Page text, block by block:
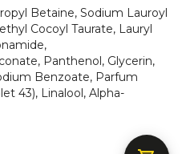
Betaine, Sodium Lauroyl
Cocoyl Taurate, Lauryl
Panthenol, Glycerin,
Benzoate, Parfum
43), Linalool, Alpha-